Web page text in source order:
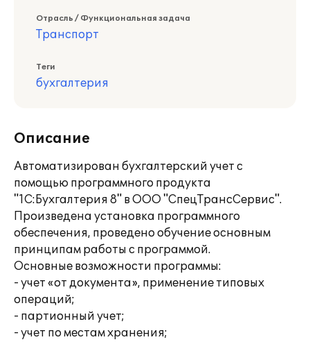
Отрасль / Функциональная задача
Транспорт
Теги
бухгалтерия
Описание
Автоматизирован бухгалтерский учет с
помощью программного продукта
"1С:Бухгалтерия 8" в ООО "СпецТрансСервис".
Произведена установка программного
обеспечения, проведено обучение основным
принципам работы с программой.
Основные возможности программы:
- учет «от документа», применение типовых
операций;
- партионный учет;
- учет по местам хранения;